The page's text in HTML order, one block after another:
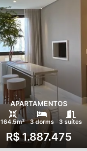
APARTAMENTOS
164.5m² 3 dorms 3 suítes
R$ 1.887.475